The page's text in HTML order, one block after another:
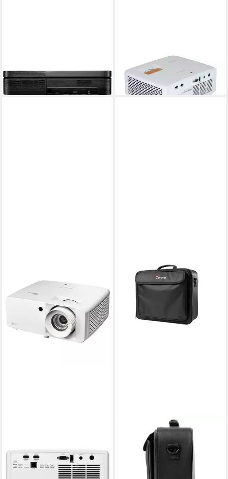
ab 586,07 €
in 2-3 Werktagen bei dir
ab 664,62 € UVP 949,00 €
-30%
in 2-3 Werktagen bei dir